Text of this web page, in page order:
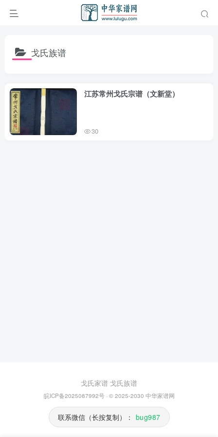
戈氏族谱
江苏常州戈氏宗谱（文新堂）
30
戈氏家谱 戈氏族谱
皖ICP备2025087992号· © 2025-2030 中华家谱网
联系微信（长按复制）： bug987